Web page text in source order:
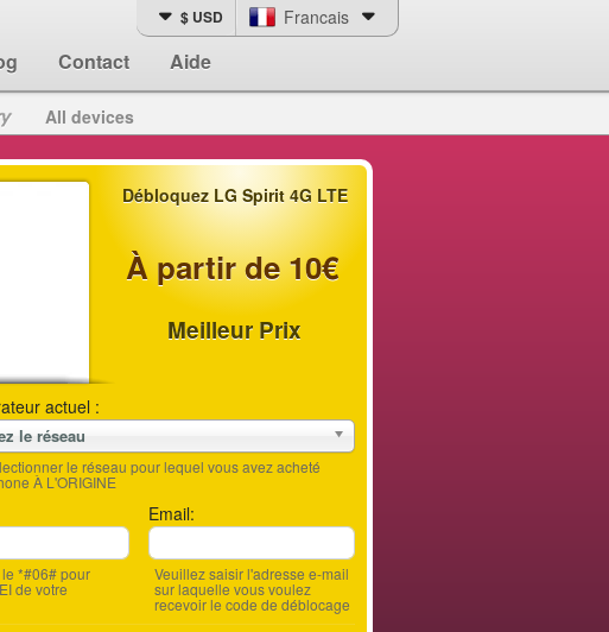
Contact Aide
$ USD Francais
All devices
Débloquez LG Spirit 4G LTE
À partir de 10€
Meilleur Prix
actuel :
le réseau
le réseau pour lequel vous avez acheté
À L'ORIGINE
*#06# pour
de votre
Email:
Veuillez saisir l'adresse e-mail
sur laquelle vous voulez
recevoir le code de déblocage